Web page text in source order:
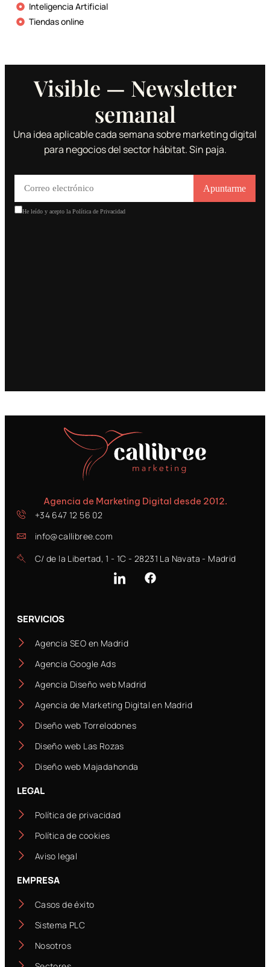
Inteligencia Artificial
Tiendas online
Visible — Newsletter
semanal
Una idea aplicable cada semana sobre marketing digital
para negocios del sector hábitat. Sin paja.
Agencia de Marketing Digital desde 2012.
+34 647 12 56 02
info@callibree.com
C/ de la Libertad, 1 - 1C - 28231 La Navata - Madrid
SERVICIOS
Agencia SEO en Madrid
Agencia Google Ads
Agencia Diseño web Madrid
Agencia de Marketing Digital en Madrid
Diseño web Torrelodones
Diseño web Las Rozas
Diseño web Majadahonda
LEGAL
Política de privacidad
Política de cookies
Aviso legal
EMPRESA
Casos de éxito
Sistema PLC
Nosotros